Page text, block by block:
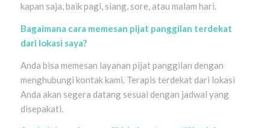
kapan saja, baik pagi, siang, sore, atau malam hari.
Bagaimana cara memesan pijat panggilan terdekat
dari lokasi saya?
Anda bisa memesan layanan pijat panggilan dengan
menghubungi kontak kami. Terapis terdekat dari lokasi
Anda akan segera datang sesuai dengan jadwal yang
disepakati.